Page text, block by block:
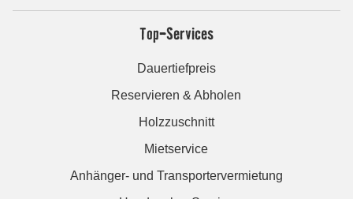
Top-Services
Dauertiefpreis
Reservieren & Abholen
Holzzuschnitt
Mietservice
Anhänger- und Transportervermietung